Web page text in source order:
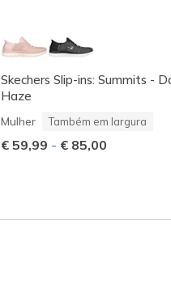
Skechers Slip-ins: Summits -
Haze
Mulher Também em largura
€ 59,99 - € 85,00